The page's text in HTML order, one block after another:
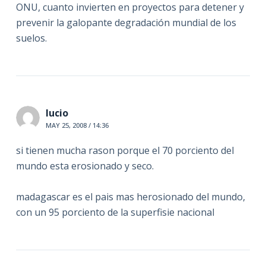
ONU, cuanto invierten en proyectos para detener y
prevenir la galopante degradación mundial de los
suelos.
lucio
MAY 25, 2008 / 14:36
si tienen mucha rason porque el 70 porciento del
mundo esta erosionado y seco.
madagascar es el pais mas herosionado del mundo,
con un 95 porciento de la superfisie nacional